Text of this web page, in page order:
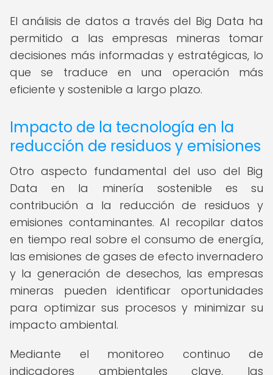
El análisis de datos a través del Big Data ha
permitido a las empresas mineras tomar
decisiones más informadas y estratégicas, lo
que se traduce en una operación más
eficiente y sostenible a largo plazo.
Impacto de la tecnología en la
reducción de residuos y emisiones
Otro aspecto fundamental del uso del Big
Data en la minería sostenible es su
contribución a la reducción de residuos y
emisiones contaminantes. Al recopilar datos
en tiempo real sobre el consumo de energía,
las emisiones de gases de efecto invernadero
y la generación de desechos, las empresas
mineras pueden identificar oportunidades
para optimizar sus procesos y minimizar su
impacto ambiental.
Mediante el monitoreo continuo de
indicadores ambientales clave, las